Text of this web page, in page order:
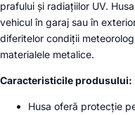
prafului și radiațiilor UV.
vehicul în garaj sau în
diferitelor condiții
materialele metalice.
Caracteristicile produsului:
Husa oferă protecție